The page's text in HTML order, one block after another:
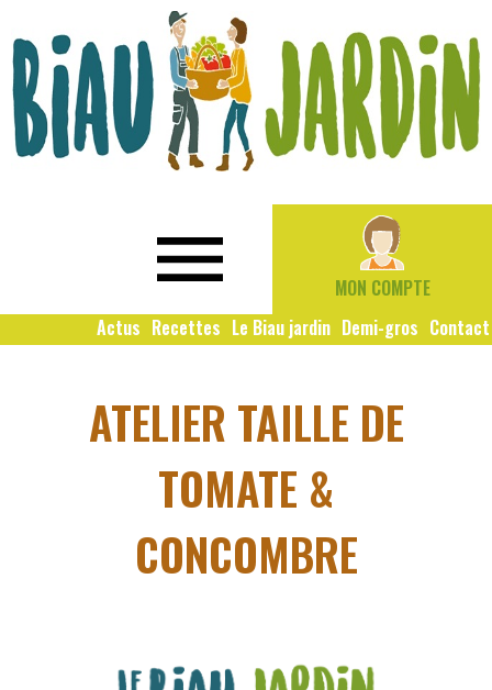
MON COMPTE
Actus Recettes Le Biau jardin Demi-gros Contact
ATELIER TAILLE DE
TOMATE &
CONCOMBRE